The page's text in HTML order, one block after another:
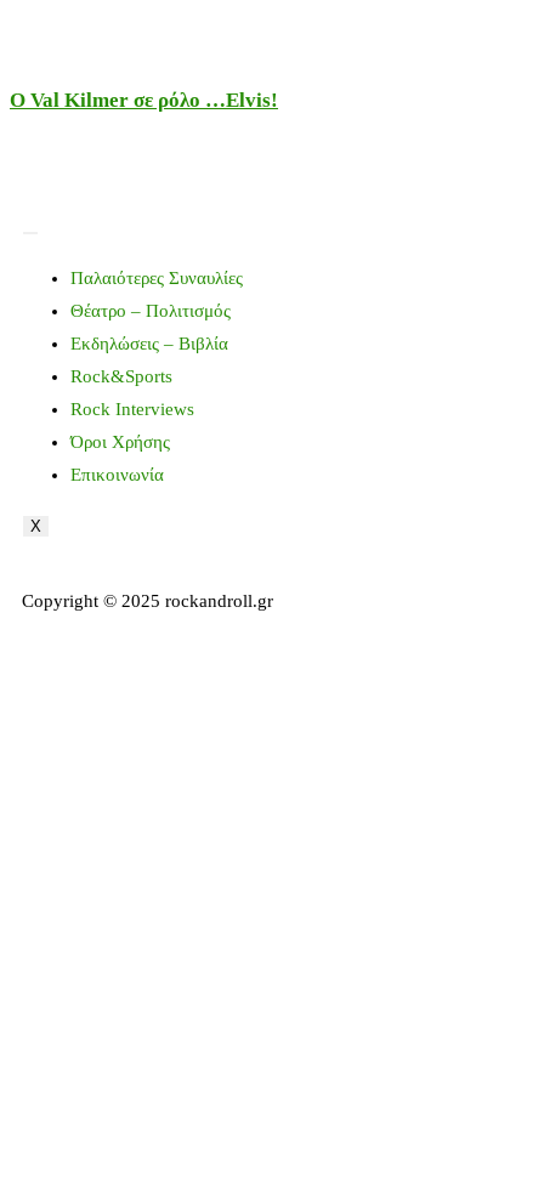
Ο Val Kilmer σε ρόλο …Elvis!
Παλαιότερες Συναυλίες
Θέατρο – Πολιτισμός
Εκδηλώσεις – Βιβλία
Rock&Sports
Rock Interviews
Όροι Χρήσης
Επικοινωνία
X
Copyright © 2025 rockandroll.gr